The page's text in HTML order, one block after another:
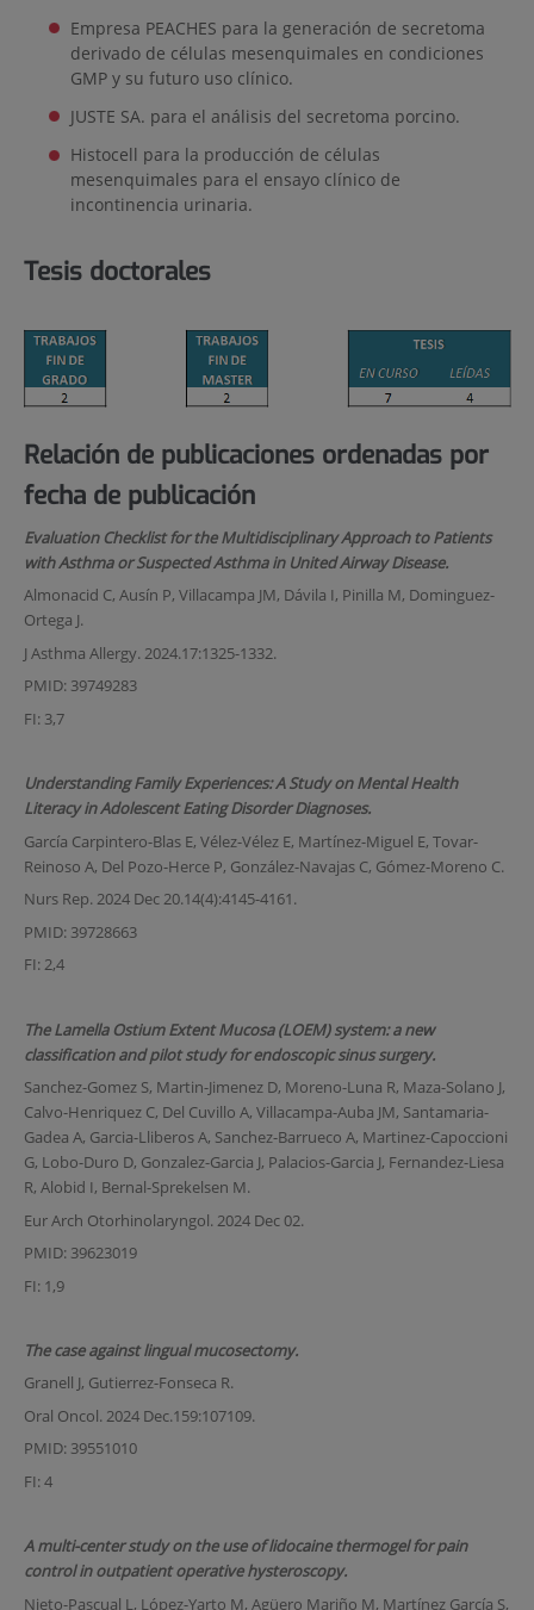
Empresa PEACHES para la generación de secretoma
derivado de células mesenquimales en condiciones
GMP y su futuro uso clínico.
JUSTE SA. para el análisis del secretoma porcino.
Histocell para la producción de células
mesenquimales para el ensayo clínico de
incontinencia urinaria.
Tesis doctorales
Relación de publicaciones ordenadas por
fecha de publicación
Evaluation Checklist for the Multidisciplinary Approach to Patients
with Asthma or Suspected Asthma in United Airway Disease.
Almonacid C, Ausín P, Villacampa JM, Dávila I, Pinilla M, Dominguez-
Ortega J.
J Asthma Allergy. 2024.17:1325-1332.
PMID: 39749283
FI: 3,7
Understanding Family Experiences: A Study on Mental Health
Literacy in Adolescent Eating Disorder Diagnoses.
García Carpintero-Blas E, Vélez-Vélez E, Martínez-Miguel E, Tovar-
Reinoso A, Del Pozo-Herce P, González-Navajas C, Gómez-Moreno C.
Nurs Rep. 2024 Dec 20.14(4):4145-4161.
PMID: 39728663
FI: 2,4
The Lamella Ostium Extent Mucosa (LOEM) system: a new
classification and pilot study for endoscopic sinus surgery.
Sanchez-Gomez S, Martin-Jimenez D, Moreno-Luna R, Maza-Solano J,
Calvo-Henriquez C, Del Cuvillo A, Villacampa-Auba JM, Santamaria-
Gadea A, Garcia-Lliberos A, Sanchez-Barrueco A, Martinez-Capoccioni
G, Lobo-Duro D, Gonzalez-Garcia J, Palacios-Garcia J, Fernandez-Liesa
R, Alobid I, Bernal-Sprekelsen M.
Eur Arch Otorhinolaryngol. 2024 Dec 02.
PMID: 39623019
FI: 1,9
The case against lingual mucosectomy.
Granell J, Gutierrez-Fonseca R.
Oral Oncol. 2024 Dec.159:107109.
PMID: 39551010
FI: 4
A multi-center study on the use of lidocaine thermogel for pain
control in outpatient operative hysteroscopy.
Nieto-Pascual L, López-Yarto M, Agüero Mariño M, Martínez García S,